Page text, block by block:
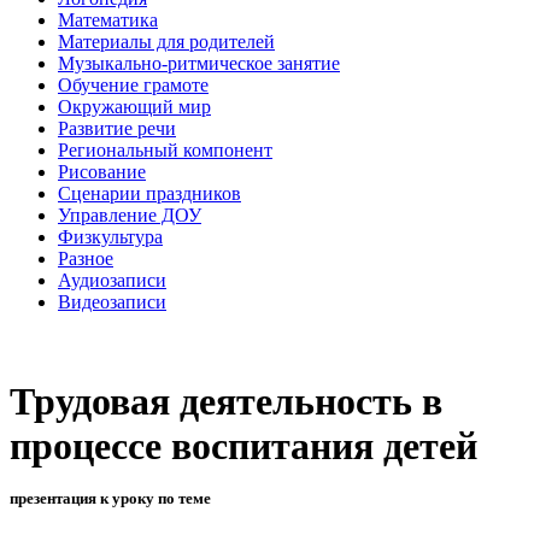
Математика
Материалы для родителей
Музыкально-ритмическое занятие
Обучение грамоте
Окружающий мир
Развитие речи
Региональный компонент
Рисование
Сценарии праздников
Управление ДОУ
Физкультура
Разное
Аудиозаписи
Видеозаписи
Трудовая деятельность в
процессе воспитания детей
презентация к уроку по теме